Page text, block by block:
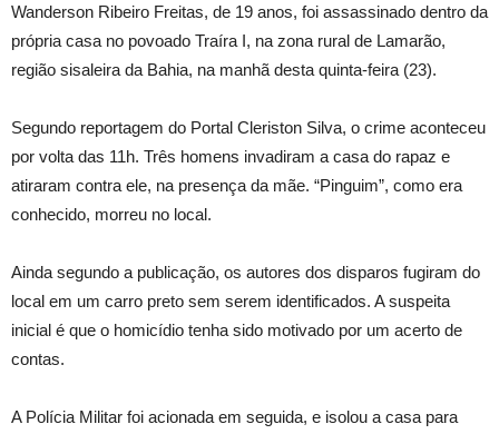
Wanderson Ribeiro Freitas, de 19 anos, foi assassinado dentro da
própria casa no povoado Traíra I, na zona rural de Lamarão,
região sisaleira da Bahia, na manhã desta quinta-feira (23).
Segundo reportagem do Portal Cleriston Silva, o crime aconteceu
por volta das 11h. Três homens invadiram a casa do rapaz e
atiraram contra ele, na presença da mãe. “Pinguim”, como era
conhecido, morreu no local.
Ainda segundo a publicação, os autores dos disparos fugiram do
local em um carro preto sem serem identificados. A suspeita
inicial é que o homicídio tenha sido motivado por um acerto de
contas.
A Polícia Militar foi acionada em seguida, e isolou a casa para